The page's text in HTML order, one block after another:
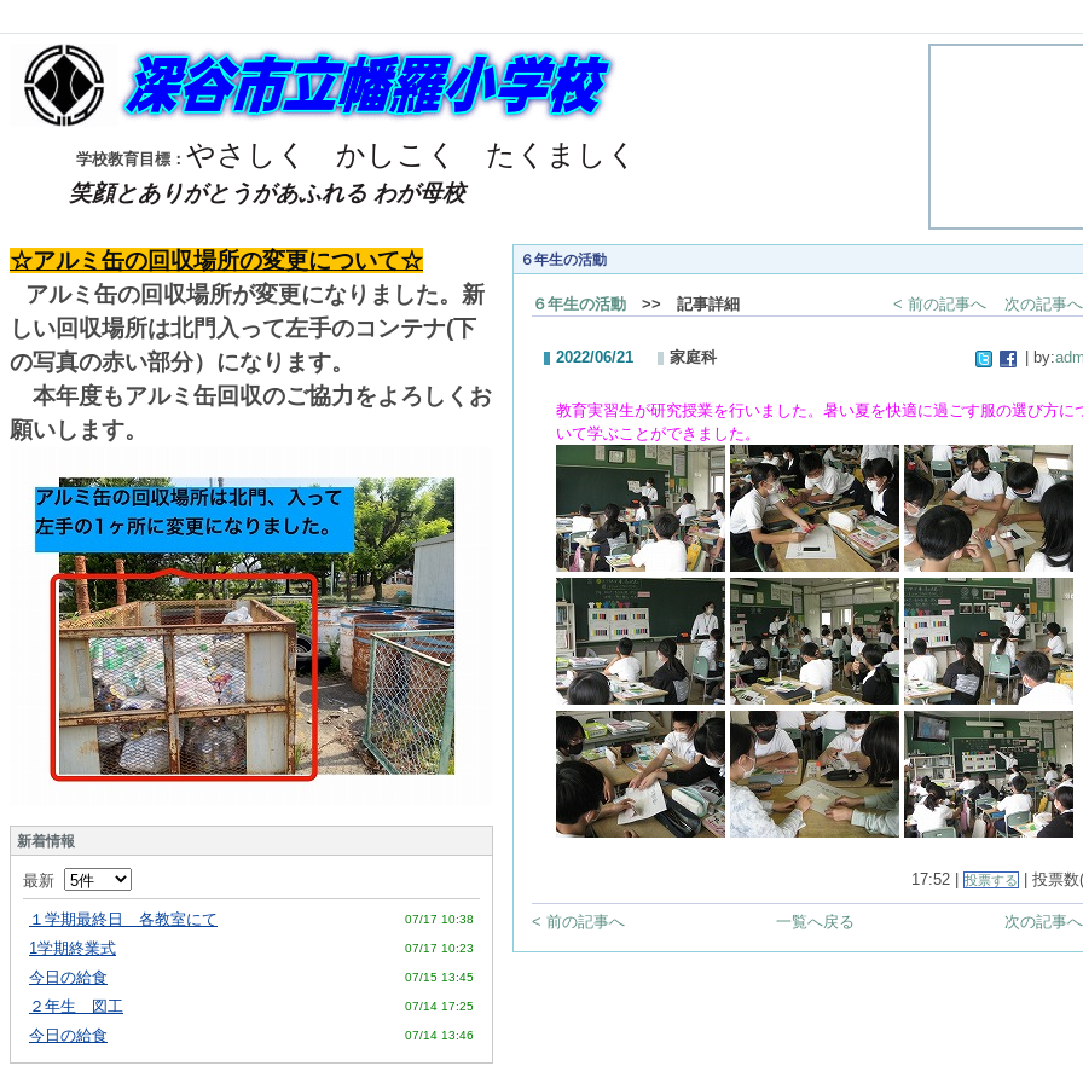
学校教育目標： やさしく かしこく たくましく
笑顔とありがとうがあふれる わが母校
☆アルミ缶の回収場所の変更について☆
アルミ缶の回収場所が変更になりました。新
しい回収場所は北門入って左手のコンテナ(下
の写真の赤い部分）になります。
本年度もアルミ缶回収のご協力をよろしくお
願いします。
新着情報
最新
１学期最終日 各教室にて 07/17 10:38
1学期終業式 07/17 10:23
今日の給食 07/15 13:45
２年生 図工 07/14 17:25
今日の給食 07/14 13:46
６年生の活動
６年生の活動 >> 記事詳細 < 前の記事へ 次の記事
2022/06/21 家庭科 | by:
教育実習生が研究授業を行いました。暑い夏を快適に過ごす服の選び方に
いて学ぶことができました。
17:52 | 投票する | 投票数
< 前の記事へ 次の記事
一覧へ戻る